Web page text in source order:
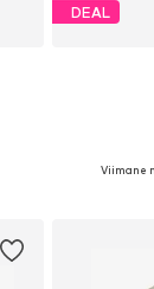
DEAL
Viimane